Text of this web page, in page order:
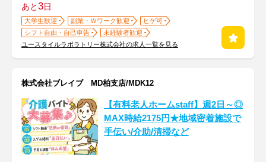
あと3日
大学生歓迎 副業・Ｗワーク歓迎
ヒゲ可
シフト自由・自己申告
未経験者歓迎
ユースタイルラボラトリー株式会社の求人一覧を見る
株式会社ブレイブ MD柏支店/MDK12
【有料老人ホームstaff】週2日～◎
MAX時給2175円★地域密着施設で
手伝い/介助/清掃など